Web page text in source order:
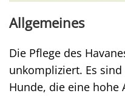
Allgemeines
Die Pflege des
unkompliziert. Es
Hunde, die eine hohe